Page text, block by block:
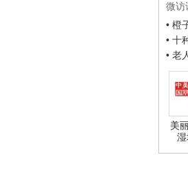
微访
• 橙
• 十
• 老
美